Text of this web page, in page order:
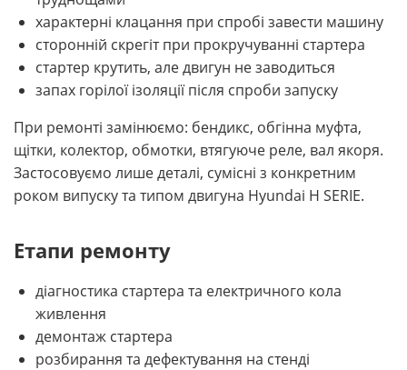
характерні клацання при спробі завести машину
сторонній скрегіт при прокручуванні стартера
стартер крутить, але двигун не заводиться
запах горілої ізоляції після спроби запуску
При ремонті замінюємо: бендикс, обгінна муфта,
щітки, колектор, обмотки, втягуюче реле, вал якоря.
Застосовуємо лише деталі, сумісні з конкретним
роком випуску та типом двигуна Hyundai H SERIE.
Етапи ремонту
діагностика стартера та електричного кола
живлення
демонтаж стартера
розбирання та дефектування на стенді